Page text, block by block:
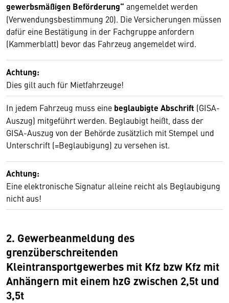
gewerbsmäßigen Beförderung“ angemeldet werden
(Verwendungsbestimmung 20). Die Versicherungen müssen
dafür eine Bestätigung in der Fachgruppe anfordern
(Kammerblatt) bevor das Fahrzeug angemeldet wird.
Achtung:
Dies gilt auch für Mietfahrzeuge!
In jedem Fahrzeug muss eine beglaubigte Abschrift (GISA-
Auszug) mitgeführt werden. Beglaubigt heißt, dass der
GISA-Auszug von der Behörde zusätzlich mit Stempel und
Unterschrift (=Beglaubigung) zu versehen ist.
Achtung:
Eine elektronische Signatur alleine reicht als Beglaubigung
nicht aus!
2. Gewerbeanmeldung des
grenzüberschreitenden
Kleintransportgewerbes mit Kfz bzw Kfz mit
Anhängern mit einem hzG zwischen 2,5t und
3,5t